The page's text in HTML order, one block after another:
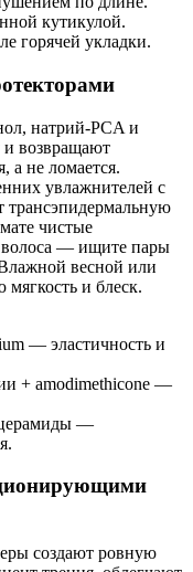
кутикулой.
горячей укладки.
натрий‑PCA и
и возвращают
а не ломается.
увлажнителей с
трансэпидермальную
чистые
волоса — ищите пары
весной или
и блеск.
— эластичность и
+ amodimethicone —
церамиды —
создают ровную